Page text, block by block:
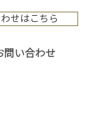
せはこちら
問い合わせ